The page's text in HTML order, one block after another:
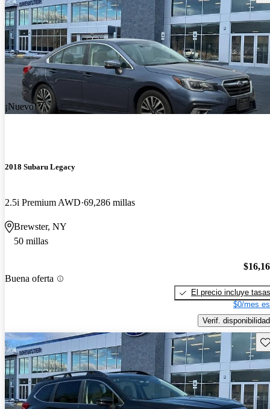
¡Nuevo!
2018 Subaru Legacy
2.5i Premium AWD 69,286 millas
Brewster, NY
50 millas
Buena oferta
El precio incluye tasas
$0/mes
Verif. disponibilidad